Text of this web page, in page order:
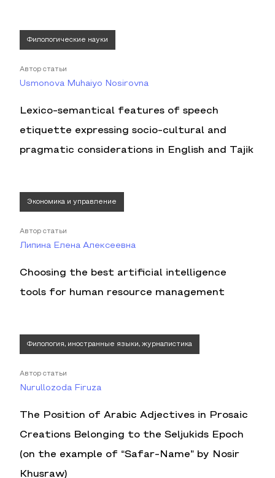
Филологические науки
Автор статьи
Usmonova Muhaiyo Nosirovna
Lexico-semantical features of speech
etiquette expressing socio-cultural and
pragmatic considerations in English and Tajik
Экономика и управление
Автор статьи
Липина Елена Алексеевна
Choosing the best artificial intelligence
tools for human resource management
Филология, иностранные языки, журналистика
Автор статьи
Nurullozoda Firuza
The Position of Arabic Adjectives in Prosaic
Creations Belonging to the Seljukids Epoch
(on the example of “Safar-Name” by Nosir
Khusraw)